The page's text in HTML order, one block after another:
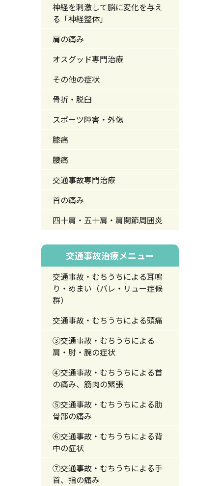
神経を刺激して脳に変化を与え
る「神経整体」
肩の痛み
オスグッド専門治療
その他の症状
骨折・脱臼
スポーツ障害・外傷
膝痛
腰痛
交通事故専門治療
首の痛み
四十肩・五十肩・肩関節周囲炎
交通事故治療メニュー
交通事故・むちうちによる耳鳴
り・めまい（バレ・リュー症候
群）
交通事故・むちうちによる頭痛
③交通事故・むちうちによる
肩・肘・腕の症状
④交通事故・むちうちによる首
の痛み、筋肉の緊張
⑤交通事故・むちうちによる肋
骨部の痛み
⑥交通事故・むちうちによる背
中の症状
⑦交通事故・むちうちによる手
首、指の痛み